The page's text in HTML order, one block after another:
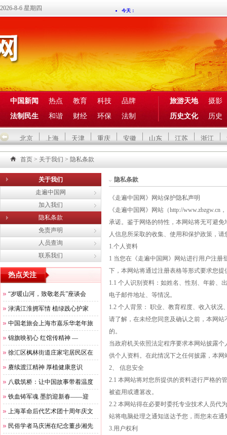
2026-8-6 星期四
中国新闻 热点 教育 科技
品牌
法制民生
和谐 财经 环保 法制
旅游天地
摄影
历史文化
历史
北京 上海 天津 重庆 安徽 山东 江苏 浙江
首页 > 关于我们 > 隐私条款
关于我们
走遍中国网
加入我们
隐私条款
免责声明
人员查询
联系我们
热点关注
“岁暖山河，致敬老兵”座谈会
渌满江淮拥军情 植绿践心护家
中国老旅会上海市嘉乐华老年旅
锦旗映初心 红馆传精神 —
徐汇区枫林街道庄家宅居民区在
赓续渡江精神 厚植健康意识
八载筑桥：让中国故事带着温度
铁血铸军魂 墨韵迎新春——迎
上海革命后代艺术团十周年庆文
民俗学者马庆洲在纪念董步湘先
隐私条款
《走遍中国网》网站保护隐私声明
《走遍中国网》网站（http://
承诺。鉴于网络的特性，本网站将无可避
人信息所采取的收集、使用和保护政策，请
1.个人资料
1 当您在《走遍中国网》网站进行用户注
下，本网站将通过注册表格等形式要求您
1.1 个人识别资料：如姓名、性别、年龄、
电子邮件地址、等情况。
1.2 个人背景： 职业、教育程度、收入状况
请了解，在未经您同意及确认之前，本网
的。
当政府机关依照法定程序要求本网站披露
供个人资料。在此情况下之任何披露，本网
2、 信息安全
2.1 本网站将对您所提供的资料进行严格的
被盗用或遭篡改。
2.2 本网站得在必要时委托专业技术人员代
站将电脑处理之通知送达予您，而您未在
3.用户权利